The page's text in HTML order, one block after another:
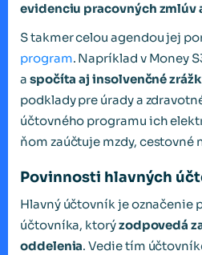
evidenciu pracovných zmlúv
S takmer celou agendou jej
program. Napríklad v Money
a spočíta aj insolvenčné
podklady pre úrady a
účtovného programu ich
ňom zaúčtuje mzdy, cestovné
Povinnosti hlavných
Hlavný účtovník je označenie
účtovníka, ktorýzodpovedá
oddelenia. Vedie tím